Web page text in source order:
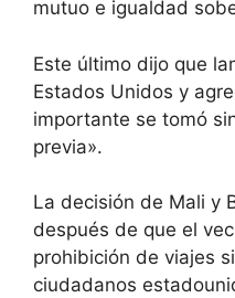
mutuo e igualdad
Este último dijo que
Estados Unidos y
importante se tomó
previa».
La decisión de Mali y
después de que el
prohibición de viajes
ciudadanos